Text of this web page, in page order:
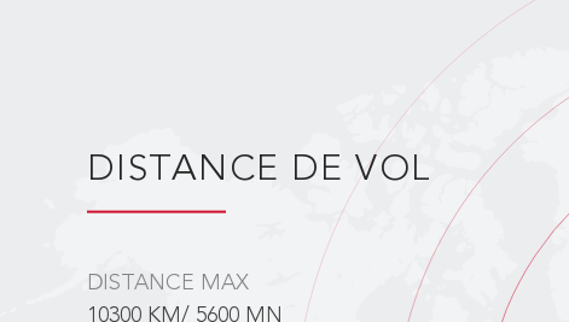
DISTANCE DE VOL
DISTANCE MAX
10300 KM/ 5600 MN